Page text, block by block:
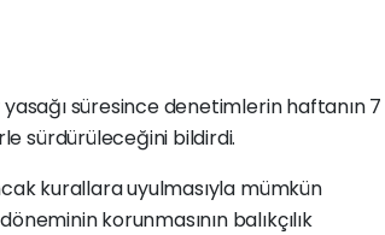
süresince denetimlerin haftanın 7
sürdürüleceğini bildirdi.
kurallara uyulmasıyla mümkün
korunmasının balıkçılık